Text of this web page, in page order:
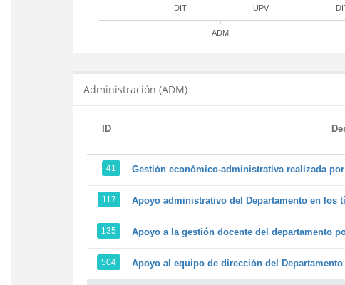
DIT UPV
ADM
Administración (ADM)
ID
41 Gestión económico-administrativa realizada
117 Apoyo administrativo del Departamento en los
135 Apoyo a la gestión docente del departamento
504 Apoyo al equipo de dirección del